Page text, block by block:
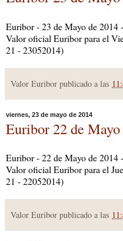
Euribor - 23 de Mayo de
Valor oficial Euribor para el
21 - 23052014)
Valor Euribor publicado a las
viernes, 23 de mayo de 2014
Euribor 22 de
Euribor - 22 de Mayo de
Valor oficial Euribor para el
21 - 22052014)
Valor Euribor publicado a las